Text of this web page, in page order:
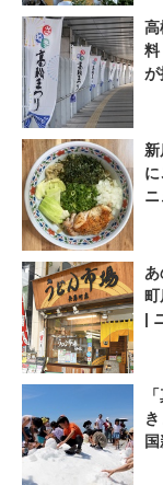
料
が
町
|